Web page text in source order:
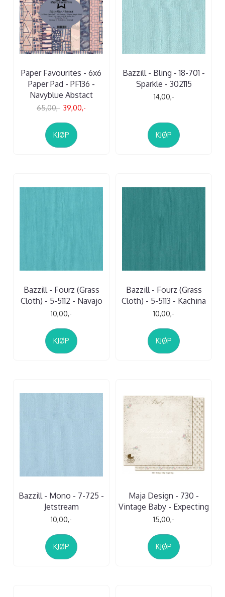
Paper Favourites - 6x6
Paper Pad - PF136 -
Navyblue Abstact
65,00,- 39,00,-
KJØP
Bazzill - Bling - 18-701 -
Sparkle - 302115
14,00,-
KJØP
Bazzill - Fourz (Grass
Cloth) - 5-5112 - Navajo
10,00,-
KJØP
Bazzill - Fourz (Grass
Cloth) - 5-5113 - Kachina
10,00,-
KJØP
Bazzill - Mono - 7-725 -
Jetstream
10,00,-
KJØP
Maja Design - 730 -
Vintage Baby - Expecting
15,00,-
KJØP